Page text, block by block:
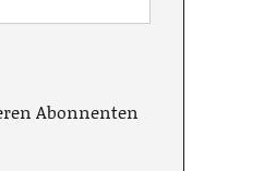
Abonnenten